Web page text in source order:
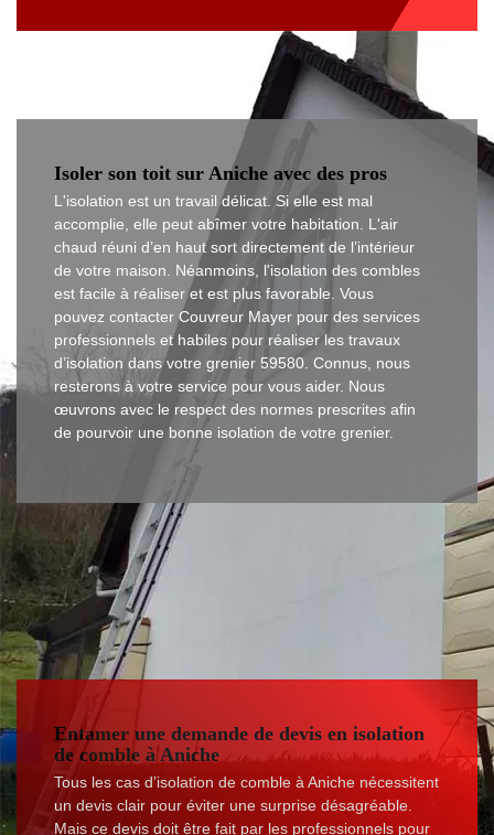
Isoler son toit sur Aniche avec des pros
L'isolation est un travail délicat. Si elle est mal
accomplie, elle peut abîmer votre habitation. L'air
chaud réuni d’en haut sort directement de l’intérieur
de votre maison. Néanmoins, l'isolation des combles
est facile à réaliser et est plus favorable. Vous
pouvez contacter Couvreur Mayer pour des services
professionnels et habiles pour réaliser les travaux
d’isolation dans votre grenier 59580. Connus, nous
resterons à votre service pour vous aider. Nous
œuvrons avec le respect des normes prescrites afin
de pourvoir une bonne isolation de votre grenier.
Entamer une demande de devis en isolation
de comble à Aniche
Tous les cas d’isolation de comble à Aniche nécessitent
un devis clair pour éviter une surprise désagréable.
Mais ce devis doit être fait par les professionnels pour